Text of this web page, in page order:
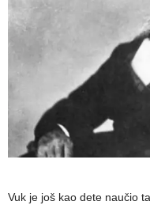
Vuk je još kao dete naučio